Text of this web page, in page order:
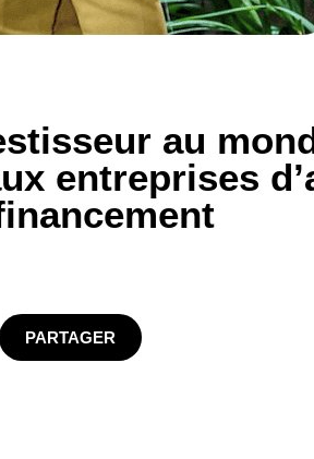
au
entreprises
PARTAGER